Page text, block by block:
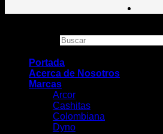
Portada
Acerca de Nosotros
Marcas
Arcor
Cashitas
Colombiana
Dyno